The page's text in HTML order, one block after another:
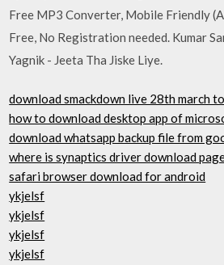
Free MP3 Converter, Mobile Friendly
Free, No Registration needed. Kumar
Yagnik - Jeeta Tha Jiske Liye.
download smackdown live 28th march
how to download desktop app of
download whatsapp backup file from
where is synaptics driver download
safari browser download for android
ykjelsf
ykjelsf
ykjelsf
ykjelsf